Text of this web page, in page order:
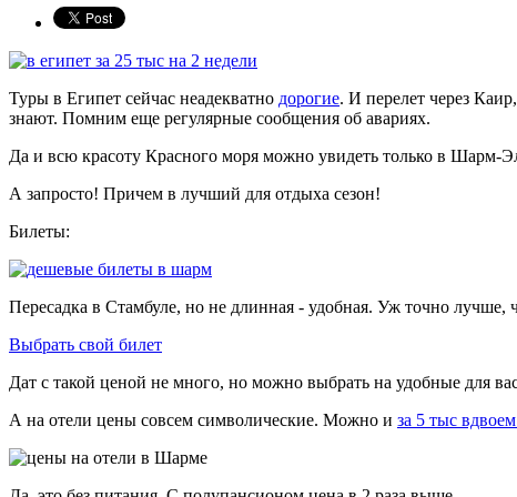
Туры в Египет сейчас неадекватно дорогие. И перелет через
знают. Помним еще регулярные сообщения об авариях.
Да и всю красоту Красного моря можно увидеть только в Шарм-
А запросто! Причем в лучший для отдыха сезон!
Билеты:
Пересадка в Стамбуле, но не длинная - удобная. Уж точно лучше,
Выбрать свой билет
Дат с такой ценой не много, но можно выбрать на удобные для
А на отели цены совсем символические. Можно и за 5 тыс